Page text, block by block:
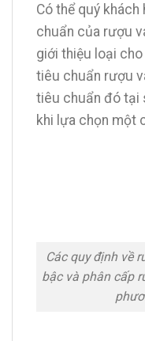
Có thể quý
chuẩn của rượu
giới thiệu loại
tiêu chuẩn rượu
tiêu chuẩn đó tại
khi lựa chọn một
Các quy định về
bậc và phân cấp